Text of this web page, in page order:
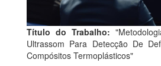
Título do Trabalho:
Ultrassom Para Detecção De
Compósitos Termoplásticos"